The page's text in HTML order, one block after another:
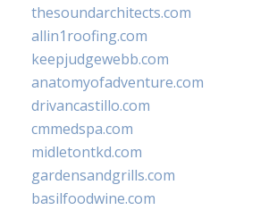
thesoundarchitects.com
allin1roofing.com
keepjudgewebb.com
anatomyofadventure.com
drivancastillo.com
cmmedspa.com
midletontkd.com
gardensandgrills.com
basilfoodwine.com